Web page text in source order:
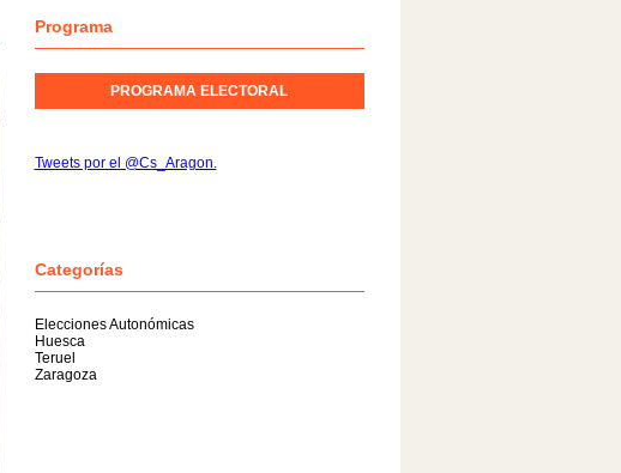
Programa
PROGRAMA ELECTORAL
Tweets por el @Cs_Aragon.
Categorías
Elecciones Autonómicas
Huesca
Teruel
Zaragoza